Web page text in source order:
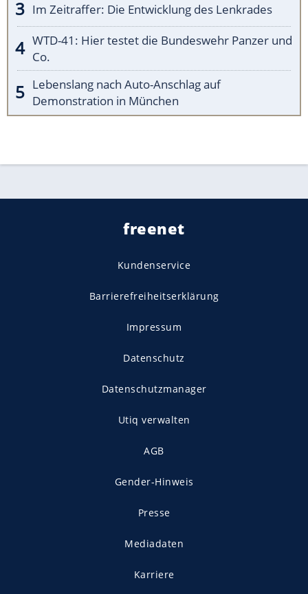
Im Zeitraffer: Die Entwicklung des Lenkrades
WTD-41: Hier testet die Bundeswehr Panzer und
Co.
Lebenslang nach Auto-Anschlag auf
Demonstration in München
freenet
Kundenservice
Barrierefreiheitserklärung
Impressum
Datenschutz
Datenschutzmanager
Utiq verwalten
AGB
Gender-Hinweis
Presse
Mediadaten
Karriere